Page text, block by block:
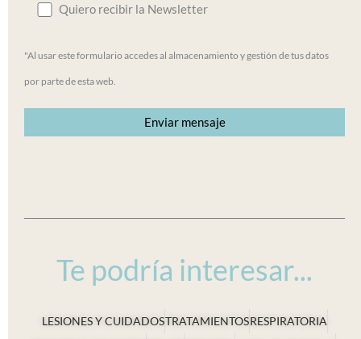
Quiero recibir la Newsletter
"Al usar este formulario accedes al almacenamiento y gestión de tus datos
por parte de esta web.
Te podría interesar...
LESIONES Y CUIDADOSTRATAMIENTOSRESPIRATORIA